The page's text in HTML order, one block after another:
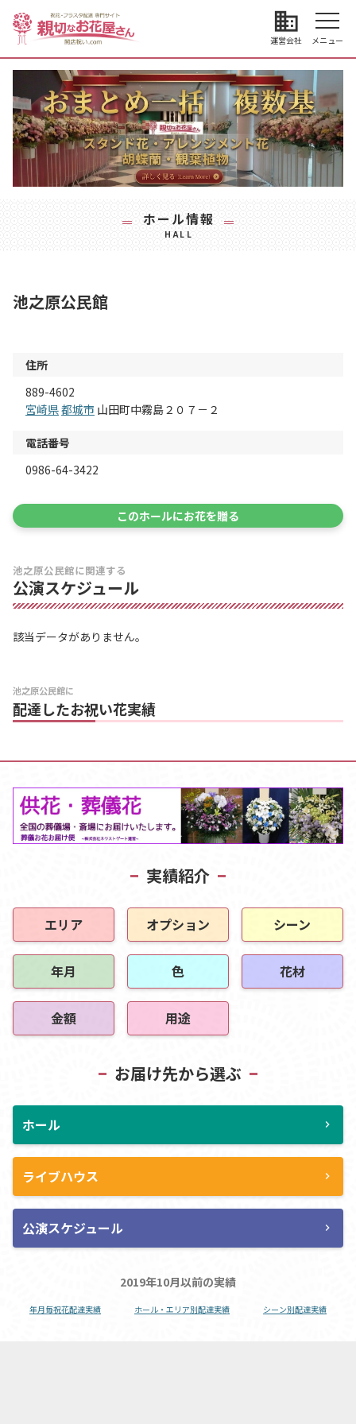
business
運営会社 メニュー
ホール情報
HALL
池之原公民館
住所
889-4602
宮崎県都城市 山田町中霧島２０７－２
電話番号
0986-64-3422
このホールにお花を贈る
池之原公民館に関連する
公演スケジュール
該当データがありません。
池之原公民館に
配達したお祝い花実績
実績紹介
エリア オプション シーン
年月 色 花材
金額 用途
お届け先から選ぶ
ホール chevron_right
ライブハウス chevron_right
公演スケジュール chevron_right
2019年10月以前の実績
年月毎祝花配達実績 ホール・エリア別配達実績 シーン別配達実績